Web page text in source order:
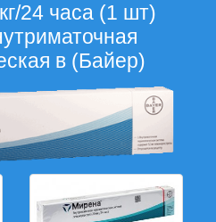
24 часа (1 шт)
в (Байер)